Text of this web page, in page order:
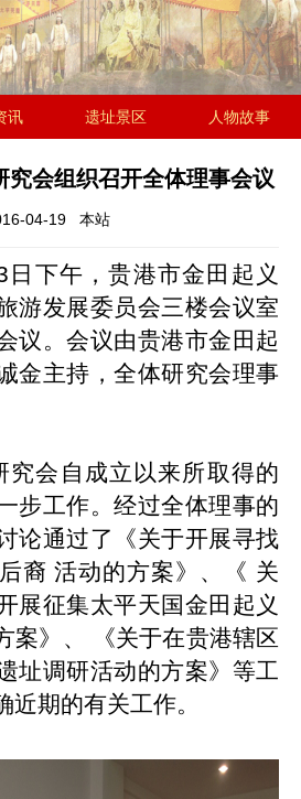
讯 遗址景区 人物故事
究会组织召开全体理事会议
04-19 本站
下午，贵港市金田起义
游发展委员会三楼会议室
议。会议由贵港市金田起
金主持，全体研究会理事
究会自成立以来所取得的
步工作。经过全体理事的
论通过了《关于开展寻找
裔 活动的方案》、《 关
展征集太平天国金田起义
案》、 《关于在贵港辖区
址调研活动的方案》等工
期的有关工作。